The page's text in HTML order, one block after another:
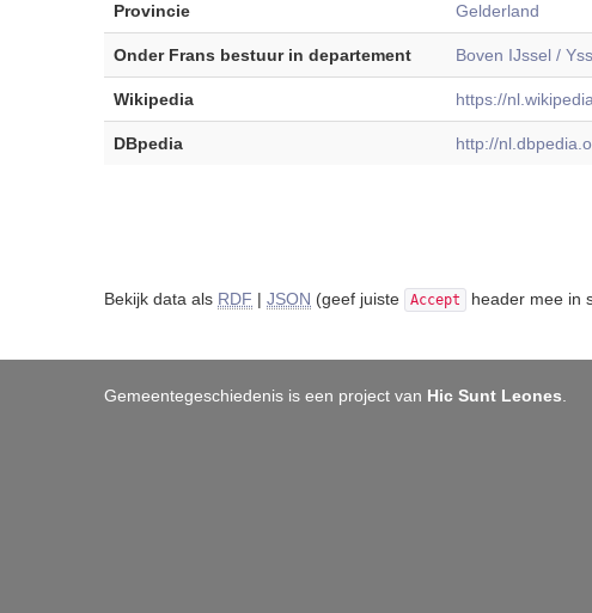
Provincie Gelderland
Onder Frans bestuur in departement Boven IJssel /
Wikipedia https://
DBpedia http://
Bekijk data als RDF | JSON (geef juiste Accept header mee in
Gemeentegeschiedenis is een project van Hic Sunt Leones